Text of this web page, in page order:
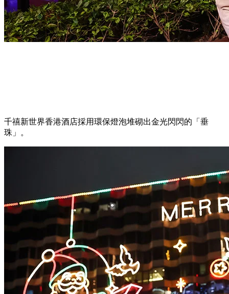
千禧新世界香港酒店採用環保燈泡堆砌出金光閃閃的「垂
珠」。